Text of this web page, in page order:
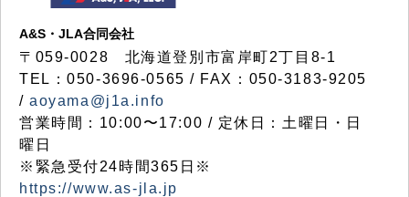
A&S・JLA合同会社
〒 059-0028 北海道登別市富岸町2丁目 8-1
TEL：050-3696-0565 / FAX：050-3183-9205
/aoyama@j1a.info
営業時間：10:00〜17:00 / 定休日：土曜日・日
曜日
※緊急受付24時間365日※
https://www.as-jla.jp